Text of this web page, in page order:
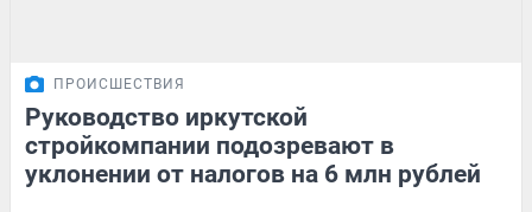
ПРОИСШЕСТВИЯ
Руководство иркутской
стройкомпании подозревают в
уклонении от налогов на 6 млн рублей